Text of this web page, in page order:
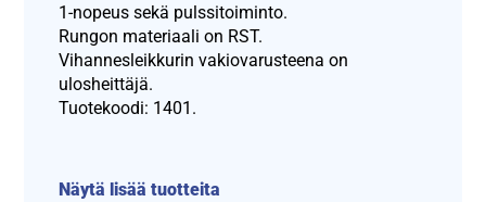
1-nopeus sekä pulssitoiminto.
Rungon materiaali on RST.
Vihannesleikkurin vakiovarusteena on
ulosheittäjä.
Tuotekoodi: 1401.
Näytä lisää tuotteita